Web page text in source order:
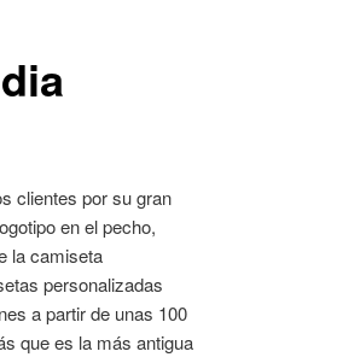
clientes por su gran
en el pecho,
la camiseta
personalizadas
a partir de unas 100
que es la más antigua